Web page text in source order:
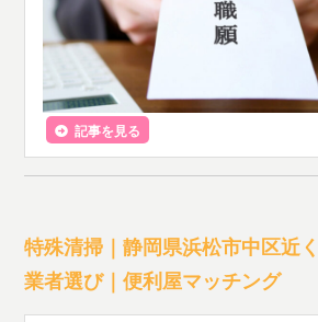
記事を見る
特殊清掃｜静岡県浜松市中区近
業者選び｜便利屋マッチング